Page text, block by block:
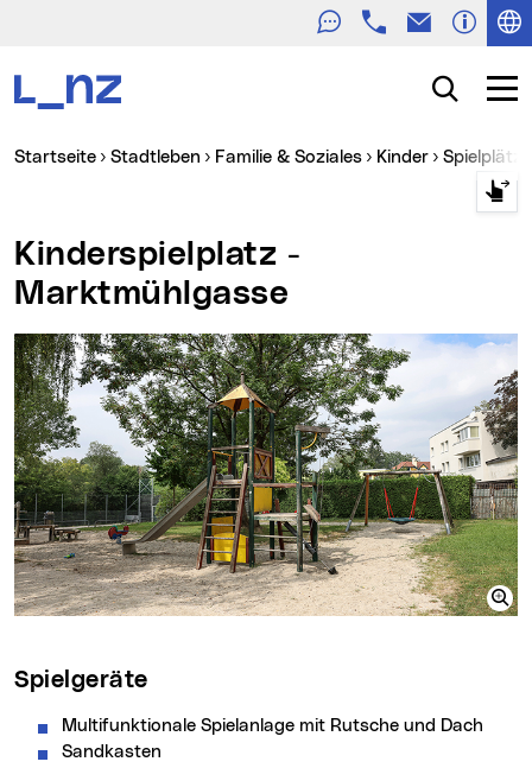
TelefonE-Mail
Suche
Sie sind hier:
Startseite Stadtleben Familie & Soziales Kinder
Kinderspielplatz -
Marktmühlgasse
Spielgeräte
Multifunktionale Spielanlage mit Rutsche und Dach
Sandkasten